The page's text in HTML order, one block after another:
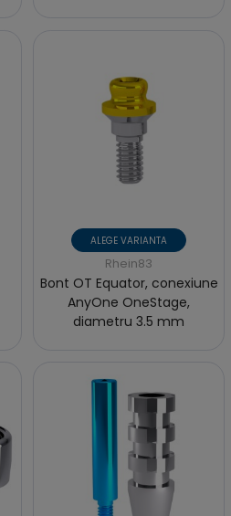
ALEGE VARIANTA
Rhein83
Bont OT Equator, conexiune
AnyOne OneStage,
diametru 3.5 mm